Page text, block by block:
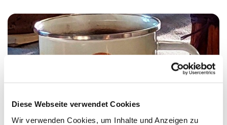
Diese Webseite verwendet Cookies
Wir verwenden Cookies, um Inhalte und Anzeigen zu